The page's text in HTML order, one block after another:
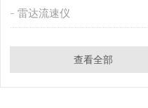
雷达流速仪
查看全部